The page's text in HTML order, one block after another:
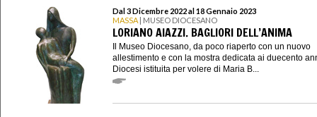
Dal 3 Dicembre 2022 al 18 Gennaio 2023
MASSA | MUSEO DIOCESANO
LORIANO AIAZZI. BAGLIORI DELL’ANIMA
Il Museo Diocesano, da poco riaperto con un nuovo
allestimento e con la mostra dedicata ai duecento
Diocesi istituita per volere di Maria B...